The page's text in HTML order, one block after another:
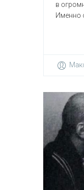
в
Именно